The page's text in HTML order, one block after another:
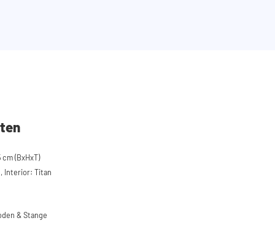
(BxHxT)
Interior: Titan
& Stange